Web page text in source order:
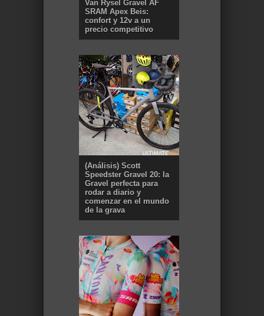
Van Rysel Gravel AF
SRAM Apex Beis:
confort y 12v a un
precio competitivo
(Análisis) Scott
Speedster Gravel 20: la
Gravel perfecta para
rodar a diario y
comenzar en el mundo
de la grava